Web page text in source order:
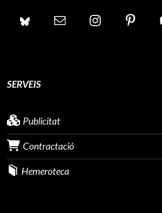
SERVEIS
Publicitat
Contractació
Hemeroteca